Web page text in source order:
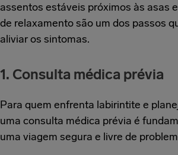
assentos estáveis próximos às asas
de relaxamento são um dos passos
aliviar os sintomas.
1. Consulta médica prévia
Para quem enfrenta labirintite e
uma consulta médica prévia é
uma viagem segura e livre de